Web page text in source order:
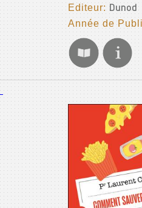
Editeur: Dunod
Année de